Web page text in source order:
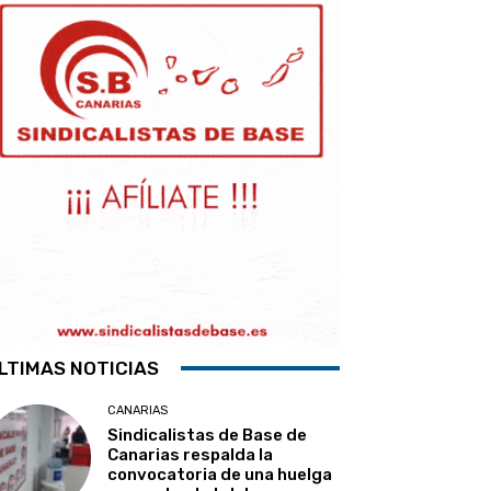
NOTICIAS
CANARIAS
Sindicalistas de Base de
Canarias respalda la
convocatoria de una huelga